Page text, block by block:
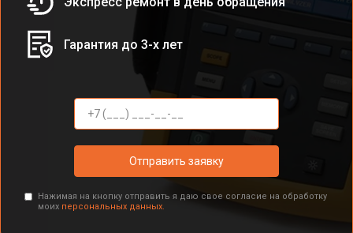
Гарантия до 3-х лет
Отправить заявку
Нажимая на кнопку отправить я даю свое согласие на обработку
моих персональных данных.